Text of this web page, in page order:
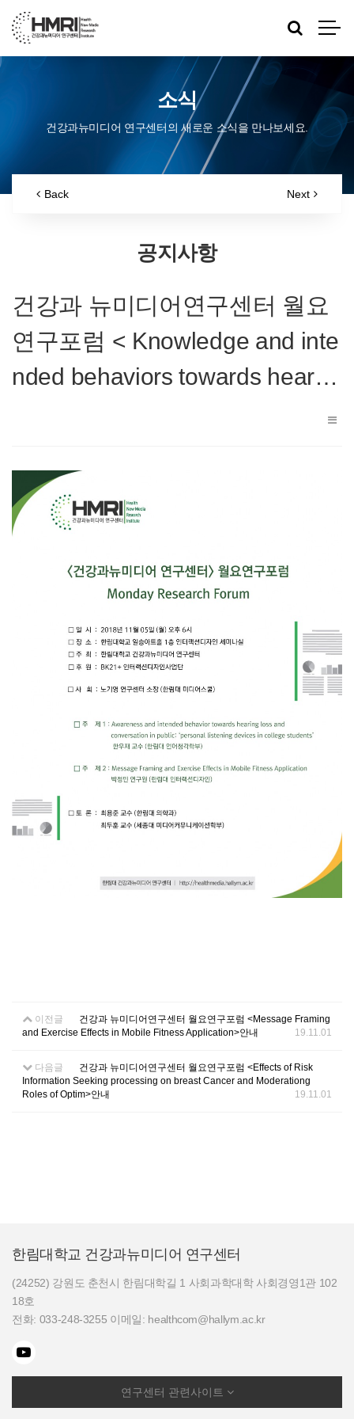
소식
건강과뉴미디어 연구센터의 새로운 소식을 만나보세요.
Back Next
공지사항
건강과 뉴미디어연구센터 월요
연구포럼 < Knowledge and inte
nded behaviors towards hear…
이전글
건강과 뉴미디어연구센터 월요연구포럼 <Message Framing
and Exercise Effects in Mobile Fitness Application>안내
19.11.01
다음글
건강과 뉴미디어연구센터 월요연구포럼 <Effects of Risk
Information Seeking processing on breast Cancer and Moderationg
Roles of Optim>안내
19.11.01
한림대학교 건강과뉴미디어 연구센터
(24252) 강원도 춘천시 한림대학길 1 사회과학대학 사회경영1관 102
18호
전화: 033-248-3255 이메일: healthcom@hallym.ac.kr
연구센터 관련사이트